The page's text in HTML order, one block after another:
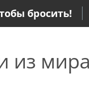
бросить!
из